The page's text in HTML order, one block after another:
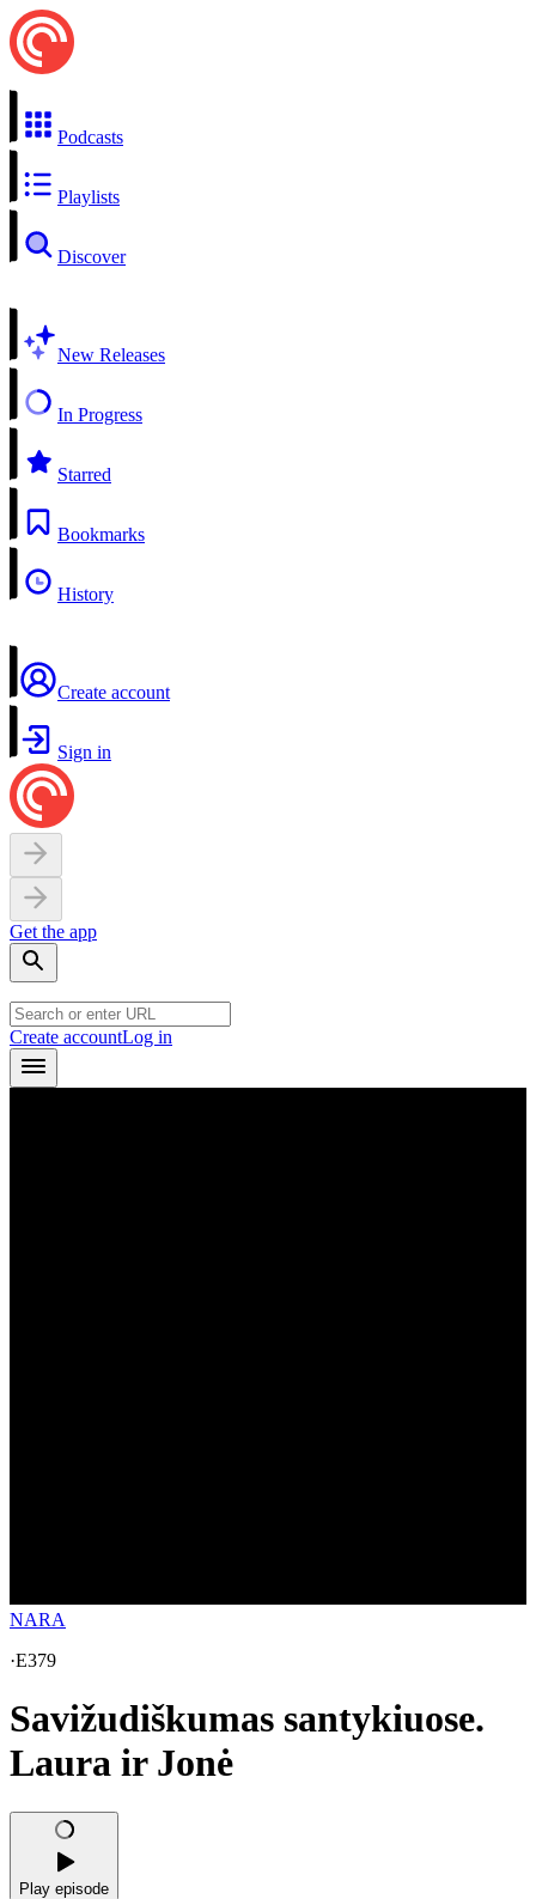
Podcasts
Playlists
Discover
New Releases
In Progress
Starred
Bookmarks
History
Create account
Sign in
Get the app
Create accountLog in
NARA
·E379
Savižudiškumas santykiuose.
Laura ir Jonė
Play episode